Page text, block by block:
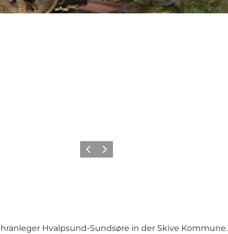
Vorherige Folie
Nächste Folie
Hvalpsund-Sundsøre in der Skive Kommune.